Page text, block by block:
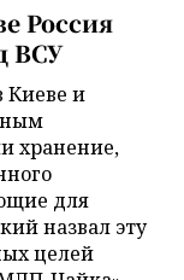
Россия
ВСУ
Киеве и
хранение,
для
назвал эту
целей